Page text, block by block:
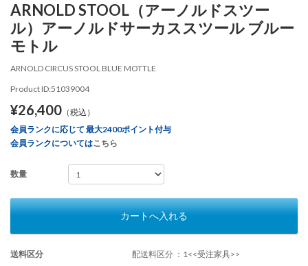
ARNOLD STOOL（アーノルドスツー
ル）アーノルドサーカススツール ブルー
モトル
ARNOLD CIRCUS STOOL BLUE MOTTLE
Product ID:51039004
¥26,400 （税込）
会員ランクに応じて 最大2400ポイント付与
会員ランクについてはこちら
数量
カートへ入れる
送料区分
配送料区分 ：1<<受注家具>>